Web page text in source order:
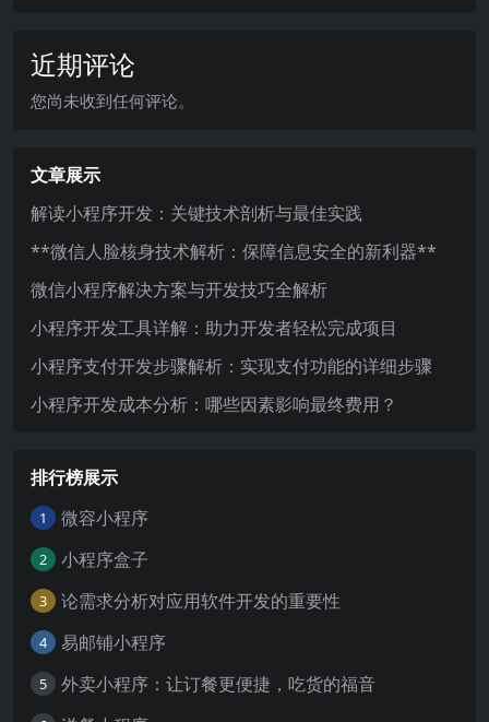
近期评论
您尚未收到任何评论。
文章展示
解读小程序开发：关键技术剖析与最佳实践
**微信人脸核身技术解析：保障信息安全的新利器**
微信小程序解决方案与开发技巧全解析
小程序开发工具详解：助力开发者轻松完成项目
小程序支付开发步骤解析：实现支付功能的详细步骤
小程序开发成本分析：哪些因素影响最终费用？
排行榜展示
1 微容小程序
2 小程序盒子
3 论需求分析对应用软件开发的重要性
4 易邮铺小程序
5 外卖小程序：让订餐更便捷，吃货的福音